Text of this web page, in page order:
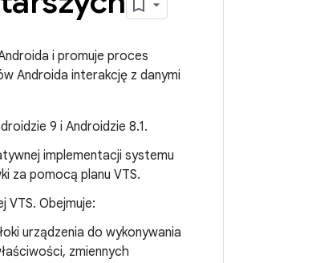
i promuje proces
Androida interakcję z danymi
9 i Androidzie 8.1.
implementacji systemu
za pomocą planu VTS.
Obejmuje:
urządzenia do wykonywania
zmiennych